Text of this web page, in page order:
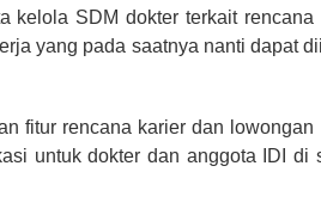
kelola SDM dokter terkait
yang pada saatnya nanti dapat
fitur rencana karier dan
untuk dokter dan anggota IDI